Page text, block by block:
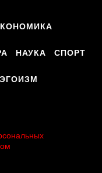
НАУКА СПОРТ
ЭГОИЗМ